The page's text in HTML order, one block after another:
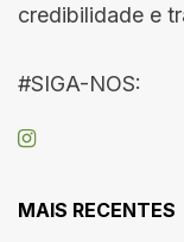
credibilidade e
#SIGA-NOS:
MAIS RECENTES